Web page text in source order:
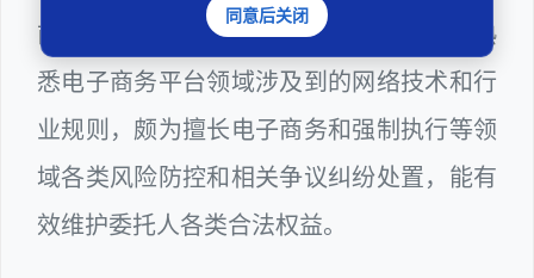
前端和WEB服务器维护工程师多年，十分熟
悉电子商务平台领域涉及到的网络技术和行
业规则，颇为擅长电子商务和强制执行等领
域各类风险防控和相关争议纠纷处置，能有
效维护委托人各类合法权益。
同意后关闭